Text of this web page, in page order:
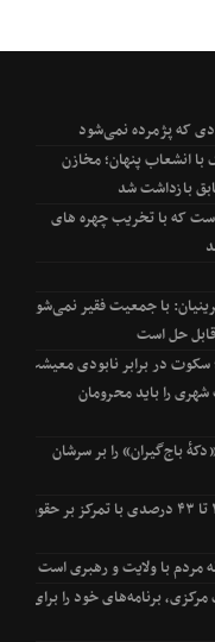
که پژمرده نمی‌شود
انشعاب پنهان؛ مخازن
بازداشت شد
که با تخریب چهره های
با جمعیت فقیر نمی‌شود
حل است
در برابر نابودی معیشت
را باید محرومان
باج‌گیران» را بر سرشان
افزایش پلکانی حقوق کارمندان؛ رشد ۲۱ تا ۴۳ درصدی با تمرکز بر حقوق
برنامه‌های خود را برای